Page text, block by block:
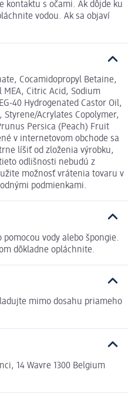
kontaktu s očami. Ak dôjde ku
vodou. Ak sa objaví
Cocamidopropyl Betaine,
Citric Acid, Sodium
40 Hydrogenated Castor Oil,
Acrylates Copolymer,
Persica (Peach) Fruit
v internetovom obchode sa
líšiť od zloženia výrobku,
odlišnosti nebudú z
možnosť vrátenia tovaru v
podmienkami.
vody alebo špongie.
dôkladne opláchnite.
mimo dosahu priameho
14 Wavre 1300 Belgium